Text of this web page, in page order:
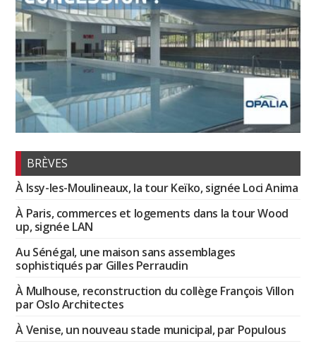
BRÈVES
À Issy-les-Moulineaux, la tour Keïko, signée Loci Anima
À Paris, commerces et logements dans la tour Wood
up, signée LAN
Au Sénégal, une maison sans assemblages
sophistiqués par Gilles Perraudin
À Mulhouse, reconstruction du collège François Villon
par Oslo Architectes
À Venise, un nouveau stade municipal, par Populous